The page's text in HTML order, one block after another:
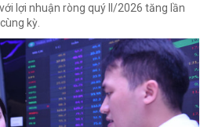
lợi nhuận ròng quý II/2026 tăng lần
kỳ.